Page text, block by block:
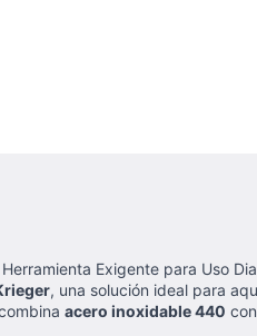
Exigente para Uso
, una solución ideal para
acero inoxidable 440